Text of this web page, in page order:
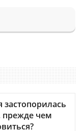
прежде чем